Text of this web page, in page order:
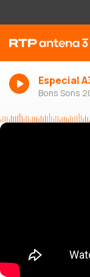
Especial
Bons Sons